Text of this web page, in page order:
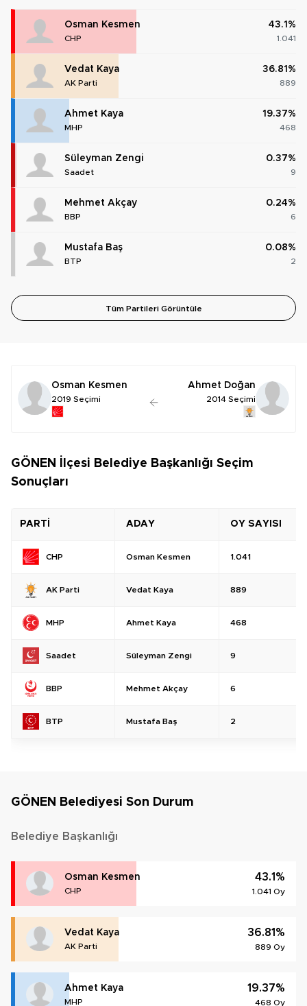
Osman Kesmen
CHP
43.1%
1.041
Vedat Kaya
AK Parti
36.81%
889
Ahmet Kaya
MHP
19.37%
468
Süleyman Zengi
Saadet
0.37%
9
Mehmet Akçay
BBP
0.24%
6
Mustafa Baş
BTP
0.08%
2
Tüm Partileri Görüntüle
Osman Kesmen
2019 Seçimi
Ahmet Doğan
2014 Seçimi
GÖNEN İlçesi Belediye Başkanlığı Seçim
Sonuçları
PARTİ ADAY OY SAYISI
CHP Osman Kesmen 1.041
AK Parti Vedat Kaya 889
MHP Ahmet Kaya 468
Saadet Süleyman Zengi 9
BBP Mehmet Akçay 6
BTP Mustafa Baş 2
GÖNEN Belediyesi Son Durum
Belediye Başkanlığı
Osman Kesmen
CHP
43.1%
1.041 Oy
Vedat Kaya
AK Parti
36.81%
889 Oy
Ahmet Kaya
MHP
19.37%
468 Oy